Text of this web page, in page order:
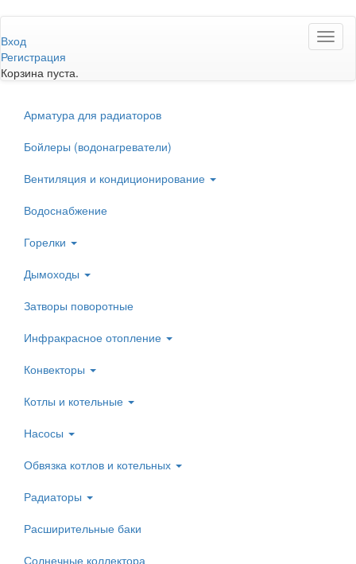
к
основному
содержанию
Вход
Регистрация
Корзина пуста.
Арматура для радиаторов
Бойлеры (водонагреватели)
Вентиляция и кондиционирование
Водоснабжение
Горелки
Дымоходы
Затворы поворотные
Инфракрасное отопление
Конвекторы
Котлы и котельные
Насосы
Обвязка котлов и котельных
Радиаторы
Расширительные баки
Солнечные коллектора